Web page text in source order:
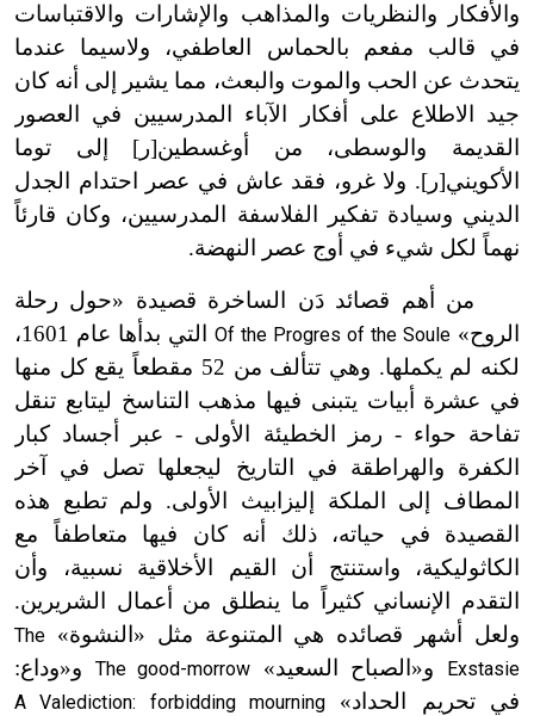
والأفكار والنظريات والمذاهب والإشارات والاقتباسات
في قالب مفعم بالحماس العاطفي، ولاسيما عندما
يتحدث عن الحب والموت والبعث، مما يشير إلى أنه كان
جيد الاطلاع على أفكار الآباء المدرسيين في العصور
القديمة والوسطى، من أوغسطين[ر] إلى توما
الأكويني[ر]. ولا غرو، فقد عاش في عصر احتدام الجدل
الديني وسيادة تفكير الفلاسفة المدرسيين، وكان قارئاً
نهماً لكل شيء في أوج عصر النهضة.
من أهم قصائد دَن الساخرة قصيدة «حول رحلة
الروح» Of the Progres of the Soule
التي بدأها عام 1601،
لكنه لم يكملها. وهي تتألف من 52 مقطعاً يقع كل منها
في عشرة أبيات يتبنى فيها مذهب التناسخ ليتابع تنقل
تفاحة حواء- رمز الخطيئة الأولى -عبر أجساد كبار
الكفرة والهراطقة في التاريخ ليجعلها تصل في آخر
المطاف إلى الملكة إليزابيث الأولى. ولم تطبع هذه
القصيدة في حياته، ذلك أنه كان فيها متعاطفاً مع
الكاثوليكية، واستنتج أن القيم الأخلاقية نسبية، وأن
التقدم الإنساني كثيراً ما ينطلق من أعمال الشريرين.
ولعل أشهر قصائده هي المتنوعة مثل «النشوة» The
Exstasie
و«الصباح السعيد» The good-morrow و«وداع:
في تحريم الحداد» A Valediction: forbidding mourning